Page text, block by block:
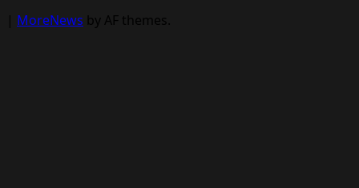
| MoreNews by AF themes.